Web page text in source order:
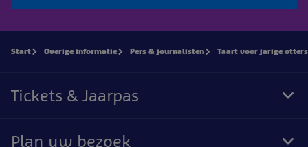
Start Overige informatie Pers & journalisten Taart voor jarige otters
Tickets & Jaarpas
Plan uw bezoek